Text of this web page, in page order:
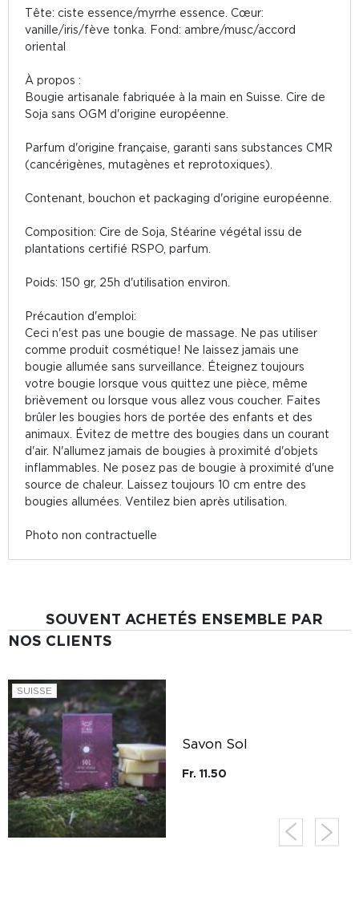
Tête: ciste essence/myrrhe essence. Cœur:
vanille/iris/fève tonka. Fond: ambre/musc/accord
oriental
À propos :
Bougie artisanale fabriquée à la main en Suisse. Cire de
Soja sans OGM d'origine européenne.
Parfum d'origine française, garanti sans substances CMR
(cancérigènes, mutagènes et reprotoxiques).
Contenant, bouchon et packaging d'origine européenne.
Composition: Cire de Soja, Stéarine végétal issu de
plantations certifié RSPO, parfum.
Poids: 150 gr, 25h d'utilisation environ.
Précaution d'emploi:
Ceci n'est pas une bougie de massage. Ne pas utiliser
comme produit cosmétique! Ne laissez jamais une
bougie allumée sans surveillance. Éteignez toujours
votre bougie lorsque vous quittez une pièce, même
brièvement ou lorsque vous allez vous coucher. Faites
brûler les bougies hors de portée des enfants et des
animaux. Évitez de mettre des bougies dans un courant
d'air. N'allumez jamais de bougies à proximité d'objets
inflammables. Ne posez pas de bougie à proximité d'une
source de chaleur. Laissez toujours 10 cm entre des
bougies allumées. Ventilez bien après utilisation.
Photo non contractuelle
SOUVENT ACHETÉS ENSEMBLE PAR
NOS CLIENTS
SUISSE
Savon Sol
Fr. 11.50